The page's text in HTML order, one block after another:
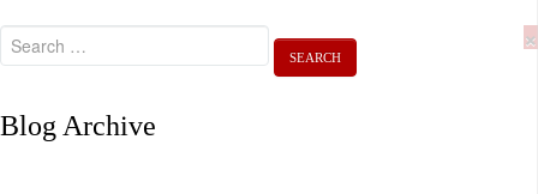
×
Blog Archive